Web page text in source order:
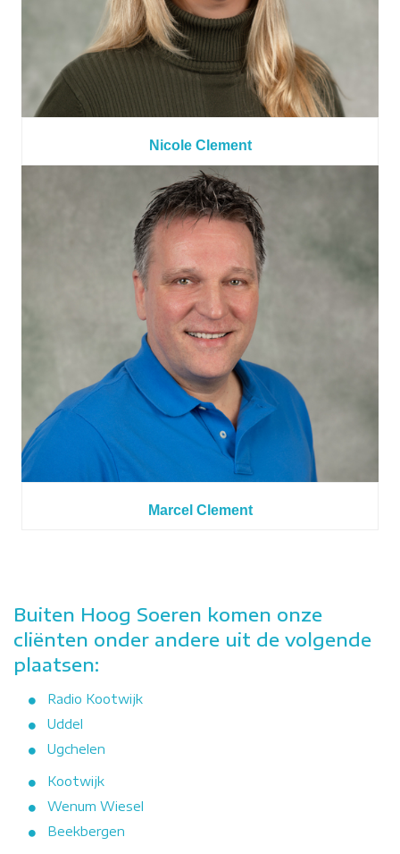
Nicole Clement
Marcel Clement
Buiten Hoog Soeren komen onze
cliënten onder andere uit de volgende
plaatsen:
Radio Kootwijk
Uddel
Ugchelen
Kootwijk
Wenum Wiesel
Beekbergen